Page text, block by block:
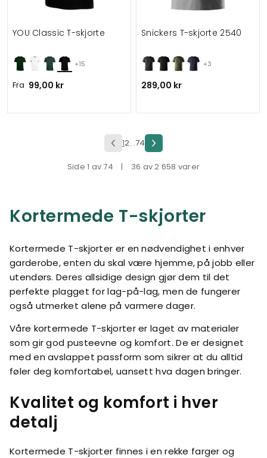
+15
YOU Classic T-skjorte
Fra 99,00 kr
+3
Snickers T-skjorte 2540
289,00 kr
12...74
Side 1 av 74 | 36 av 2 658 varer
Kortermede T-skjorter
Kortermede T-skjorter er en nødvendighet i enhver
garderobe, enten du skal være hjemme, på jobb eller
utendørs. Deres allsidige design gjør dem til det
perfekte plagget for lag-på-lag, men de fungerer
også utmerket alene på varmere dager.
Våre kortermede T-skjorter er laget av materialer
som gir god pusteevne og komfort. De er designet
med en avslappet passform som sikrer at du alltid
føler deg komfortabel, uansett hva dagen bringer.
Kvalitet og komfort i hver
detalj
Kortermede T-skjorter finnes i en rekke farger og